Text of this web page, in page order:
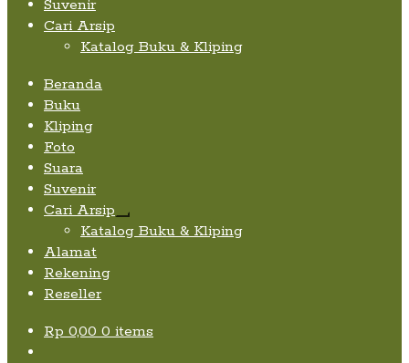
Suvenir
Cari Arsip
Katalog Buku & Kliping
Beranda
Buku
Kliping
Foto
Suara
Suvenir
Cari Arsip
Expand
child
Katalog Buku & Kliping
Alamat
Rekening
Reseller
Rp 0,00 0 items